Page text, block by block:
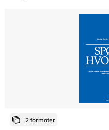
2 formater